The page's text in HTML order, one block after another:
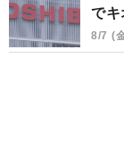
でキ
8/7 (